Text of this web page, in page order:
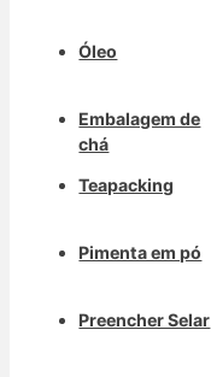
Óleo
Embalagem de
chá
Teapacking
Pimenta em pó
Preencher Selar